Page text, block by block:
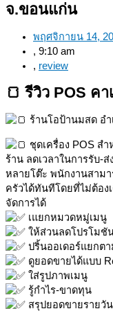
จ.ขอนแก่น
พฤศจิกายน 14,
, 9:10 am
, review
🍞 รีวิว POS คา
ร้านโอป้านมสด อ
ชุดเครื่อง POS ส
ร้าน ลดเวลาในการรับ-
หลายโต๊ะ พนักงานสามา
ครัวได้ทันทีโดยที่ไม่ต้อง
จัดการได้
เแยกหมวดหมู่เมนู
ให้ส่วนลดโปรโมชั
ปริ้นออเดอร์แยกต
ดูยอดขายได้แบบ
ใส่รูปภาพเมนู
รู้กำไร-ขาดทุน
สรุปยอดขายรายวัน